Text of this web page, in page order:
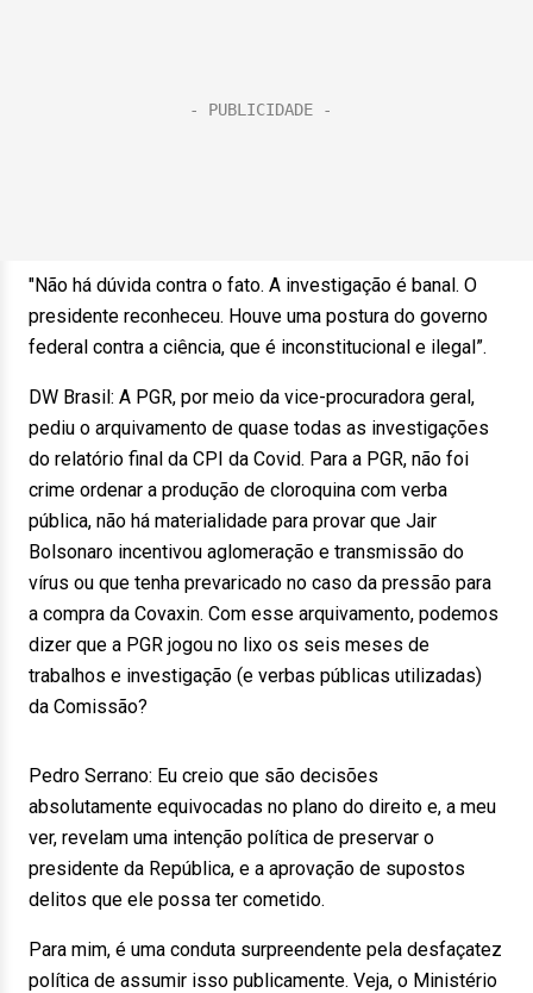
"Não há dúvida contra o fato. A investigação é banal. O
presidente reconheceu. Houve uma postura do governo
federal contra a ciência, que é inconstitucional e ilegal”.
DW Brasil: A PGR, por meio da vice-procuradora geral,
pediu o arquivamento de quase todas as investigações
do relatório final da CPI da Covid. Para a PGR, não foi
crime ordenar a produção de cloroquina com verba
pública, não há materialidade para provar que Jair
Bolsonaro incentivou aglomeração e transmissão do
vírus ou que tenha prevaricado no caso da pressão para
a compra da Covaxin. Com esse arquivamento, podemos
dizer que a PGR jogou no lixo os seis meses de
trabalhos e investigação (e verbas públicas utilizadas)
da Comissão?
Pedro Serrano: Eu creio que são decisões
absolutamente equivocadas no plano do direito e, a meu
ver, revelam uma intenção política de preservar o
presidente da República, e a aprovação de supostos
delitos que ele possa ter cometido.
Para mim, é uma conduta surpreendente pela desfaçatez
política de assumir isso publicamente. Veja, o Ministério